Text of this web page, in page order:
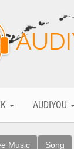
AUDIYOU
Music Song